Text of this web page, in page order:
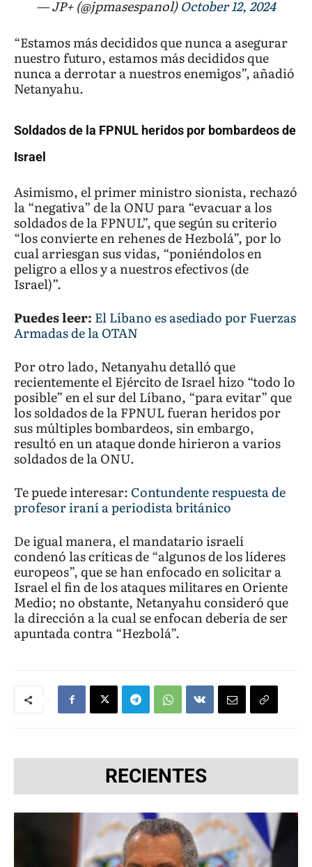
— JP+ (@jpmasespanol)October 12, 2024
“Estamos más decididos que nunca a asegurar
nuestro futuro, estamos más decididos que
nunca a derrotar a nuestros enemigos”, añadió
Netanyahu.
Soldados de la FPNUL heridos por bombardeos de
Israel
Asimismo, el primer ministro sionista, rechazó
la “negativa” de la ONU para “evacuar a los
soldados de la FPNUL”, que según su criterio
“los convierte en rehenes de Hezbolá”, por lo
cual arriesgan sus vidas, “poniéndolos en
peligro a ellos y a nuestros efectivos (de
Israel)”.
Puedes leer: El Líbano es asediado por Fuerzas
Armadas de la OTAN
Por otro lado, Netanyahu detalló que
recientemente el Ejército de Israel hizo “todo lo
posible” en el sur del Líbano, “para evitar” que
los soldados de la FPNUL fueran heridos por
sus múltiples bombardeos, sin embargo,
resultó en un ataque donde hirieron a varios
soldados de la ONU.
Te puede interesar: Contundente respuesta de
profesor iraní a periodista británico
De igual manera, el mandatario israelí
condenó las críticas de “algunos de los líderes
europeos”, que se han enfocado en solicitar a
Israel el fin de los ataques militares en Oriente
Medio; no obstante, Netanyahu consideró que
la dirección a la cual se enfocan debería de ser
apuntada contra “Hezbolá”.
RECIENTES